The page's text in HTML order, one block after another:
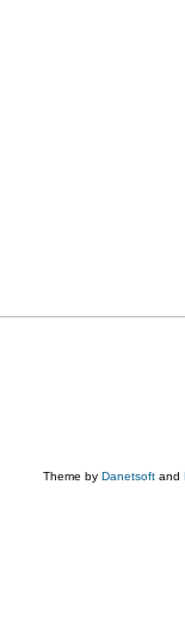
Theme by Danetsoft and